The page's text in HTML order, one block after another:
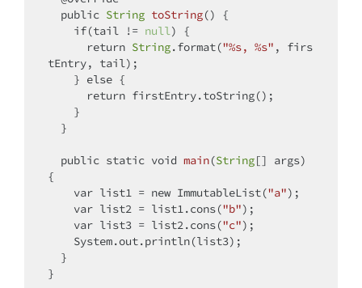
  public
String toString()
{
if(tail != null) {
return String.format("%s, %s" , firs
tEntry, tail);
    }
else {
return firstEntry.toString();
  public
static void main(String[] args)
{
var list1 = new ImmutableList("a");
var list2 = list1.cons("b");
var list3 = list2.cons("c");